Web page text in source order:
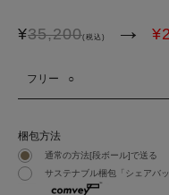
¥35,200(税込) → ¥
フリー ○
梱包方法
通常の方法[段ボール]で送る
サステナブル梱包「シェアバ